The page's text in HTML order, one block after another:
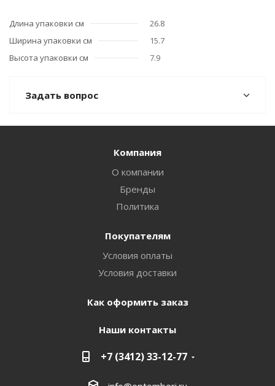
Длина упаковки см
26.8
Ширина упаковки см
15.7
Высота упаковки см
7.9
Задать вопрос
Компания
О компании
Бренды
Политика
Покупателям
Условия оплаты
Условия доставки
Как оформить заказ
Наши контакты
+7 (3412) 33-12-77